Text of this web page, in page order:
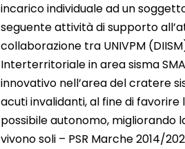
incarico individuale ad un
seguente attività di supporto
collaborazione tra UNIVPM (DIISM)
Interterritoriale in area sisma
innovativo nell’area del cratere
acuti invalidanti, al fine di
possibile autonomo, migliorando
vivono soli – PSR Marche 2014/